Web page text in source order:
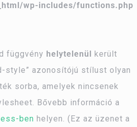
wp-includes/functions.php
függvény helytelenül került
style” azonosítójú stílust olyan
sorba, amelyek nincsenek
Bővebb információ a
ben helyen. (Ez az üzenet a